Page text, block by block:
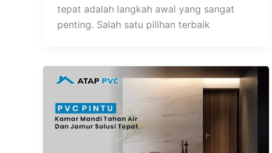
tepat adalah langkah awal yang sangat
penting. Salah satu pilihan terbaik